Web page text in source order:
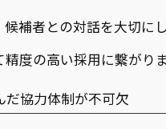
補者との対話を大切に
度の高い採用に繋がり
協力体制が不可欠